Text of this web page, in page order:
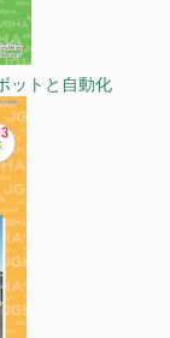
ットと自動化